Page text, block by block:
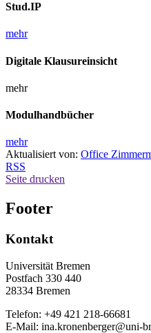
Stud.IP
mehr
Digitale Klausureinsicht
mehr
Modulhandbücher
mehr
Aktualisiert von: Office
RSS
Seite drucken
Footer
Kontakt
Universität Bremen
Postfach 330 440
28334 Bremen
Telefon: +49 421 218-66681
E-Mail: ina.kronenberger@uni-